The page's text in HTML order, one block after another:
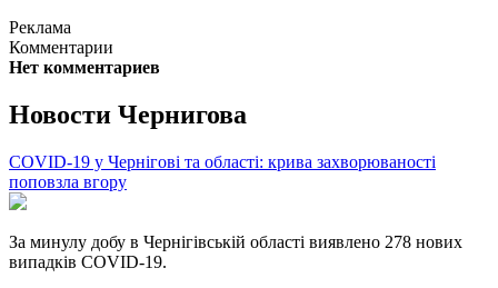
Реклама
Комментарии
Нет комментариев
Новости Чернигова
COVID-19 у Чернігові та області: крива захворюваності
поповзла вгору
За минулу добу в Чернігівській області виявлено 278 нових
випадків COVID-19.